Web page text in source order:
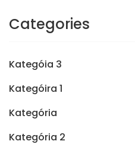
Categories
Kategóia 3
Kategóira 1
Kategória
Kategória 2